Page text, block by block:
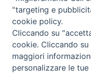
La
La Difesa del Popolo
La Difesa del Popolo, tramite la
ha aderito allo IAP (Istituto
di Autodisciplina
La Difesa del Popolo è una
decreto del 15
"targeting e
cookie policy.
Cliccando su
cookie. Cliccando
maggiori
personalizzare le